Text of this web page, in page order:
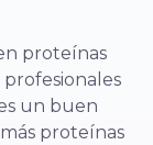
proteínas
un buen
proteínas